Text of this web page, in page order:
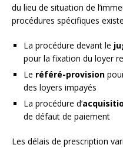
du lieu de situation de
procédures spécifiques
La procédure devant le
pour la fixation du loyer
Le référé-provision
des loyers impayés
La procédure d’
de défaut de paiement
Les délais de prescription